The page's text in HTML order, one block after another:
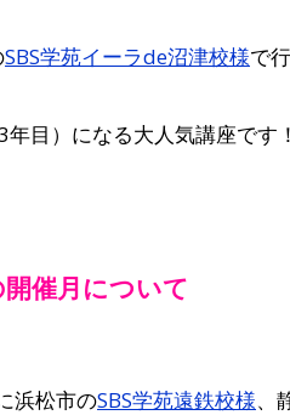
SBS学苑イーラde沼津校様で
目）になる大人気講座です！
催月について
浜松市のSBS学苑遠鉄校様、